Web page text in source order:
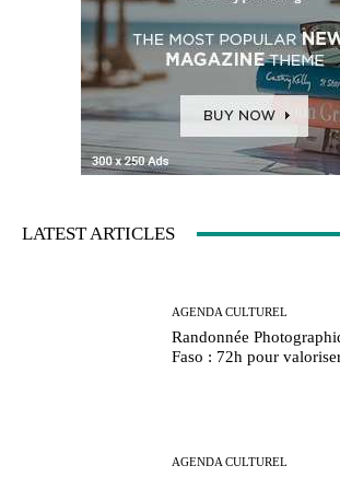
LATEST ARTICLES
AGENDA CULTUREL
Randonnée
Faso : 72h pour
AGENDA CULTUREL